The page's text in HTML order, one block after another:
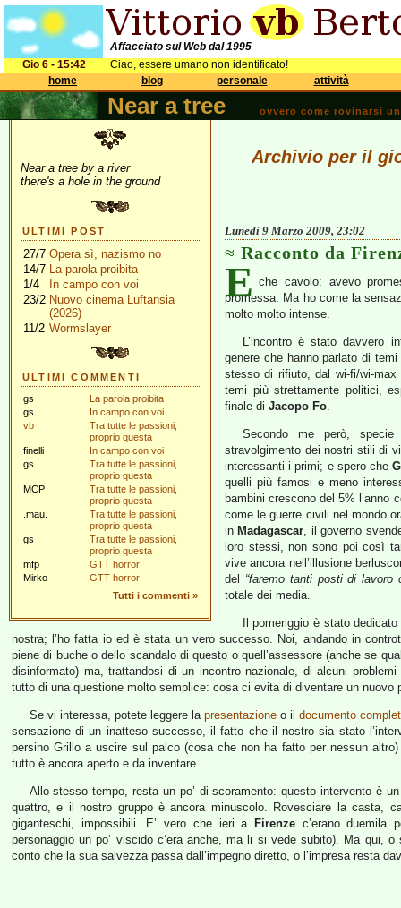
Affacciato sul Web dal 1995
Gio 6 - 15:42
Ciao, essere umano non identificato!
home
blog personale attività
Near a tree ovvero come rovinarsi
Near a tree by a river
there's a hole in the ground
ULTIMI POST
27/7 Opera sì, nazismo no
14/7 La parola proibita
1/4
In campo con voi
23/2 Nuovo cinema Luftansia
(2026)
11/2 Wormslayer
ULTIMI COMMENTI
gs
La parola proibita
gs
In campo con voi
vb
Tra tutte le passioni,
proprio questa
finelli
In campo con voi
gs
Tra tutte le passioni,
proprio questa
MCP
Tra tutte le passioni,
proprio questa
.mau.
Tra tutte le passioni,
proprio questa
gs
Tra tutte le passioni,
proprio questa
mfp
GTT horror
Mirko
GTT horror
Tutti i commenti »
Archivio per il
Lunedì 9 Marzo 2009, 23:02
Racconto da
E che cavolo: avevo
promessa. Ma ho come la
molto molto intense.
L’incontro è stato davvero
genere che hanno parlato di
stesso di rifiuto, dal wi-fi/wi-
temi più strettamente politici,
finale di Jacopo Fo.
Secondo me però,
stravolgimento dei nostri stili di
interessanti i primi; e spero che
quelli più famosi e meno
bambini crescono del 5% l’anno
come le guerre civili nel mondo
in Madagascar, il governo
loro stessi, non sono poi così
vive ancora nell’illusione
del “faremo tanti posti di lavoro
totale dei media.
Il pomeriggio è stato
nostra; l’ho fatta io ed è stata un vero successo. Noi, andando in
piene di buche o dello scandalo di questo o quell’assessore (anche se
disinformato) ma, trattandosi di un incontro nazionale, di alcuni
tutto di una questione molto semplice: cosa ci evita di diventare un
Se vi interessa, potete leggere la presentazioneo ildocumento
sensazione di un inatteso successo, il fatto che il nostro sia stato
persino Grillo a uscire sul palco (cosa che non ha fatto per nessun
tutto è ancora aperto e da inventare.
Allo stesso tempo, resta un po’ di scoramento: questo intervento è
quattro, e il nostro gruppo è ancora minuscolo. Rovesciare la casta,
giganteschi, impossibili. E’ vero che ieri a Firenzec’erano duemila
personaggio un po’ viscido c’era anche, ma li si vede subito). Ma qui,
conto che la sua salvezza passa dall’impegno diretto, o l’impresa resta